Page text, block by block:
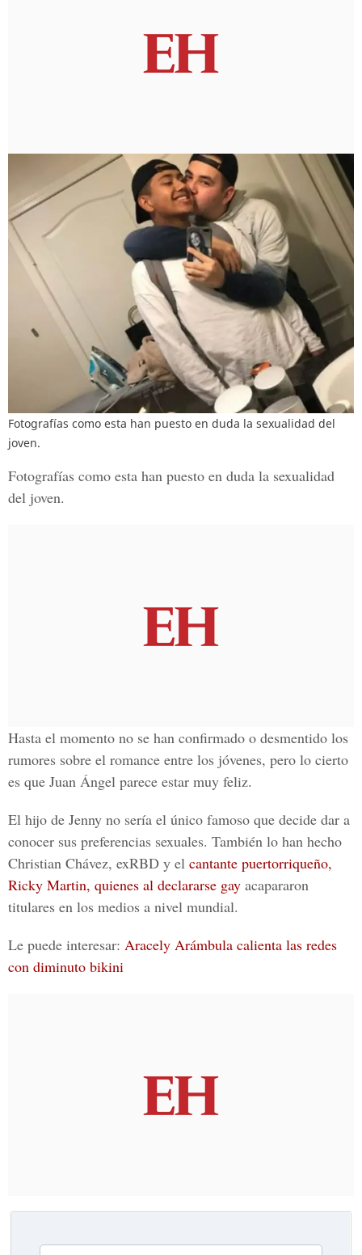
Fotografías como esta han puesto en duda la sexualidad del
joven.
Fotografías como esta han puesto en duda la sexualidad
del joven.
Hasta el momento no se han confirmado o desmentido los
rumores sobre el romance entre los jóvenes, pero lo cierto
es que Juan Ángel parece estar muy feliz.
El hijo de Jenny no sería el único famoso que decide dar a
conocer sus preferencias sexuales. También lo han hecho
Christian Chávez, exRBD y el cantante puertorriqueño,
Ricky Martin, quienes al declararse gay acapararon
titulares en los medios a nivel mundial.
Le puede interesar: Aracely Arámbula calienta las redes
con diminuto bikini